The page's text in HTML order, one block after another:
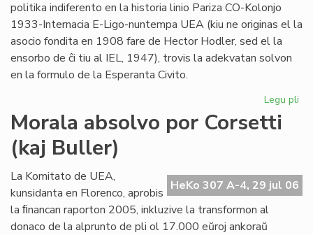
politika indiferento en la historia linio Pariza CO-Kolonjo
1933-Internacia E-Ligo-nuntempa UEA (kiu ne originas el la
asocio fondita en 1908 fare de Hector Hodler, sed el la
ensorbo de ĉi tiu al IEL, 1947), trovis la adekvatan solvon
en la formulo de la Esperanta Civito.
Legu pli
la
Morala absolvo por Corsetti
(kaj Buller)
HeKo 307 A-4, 29 jul 06
La Komitato de UEA,
kunsidanta en Florenco, aprobis
la ﬁnancan raporton 2005, inkluzive la transformon al
donaco de la alprunto de pli ol 17.000 eŭroj ankoraŭ